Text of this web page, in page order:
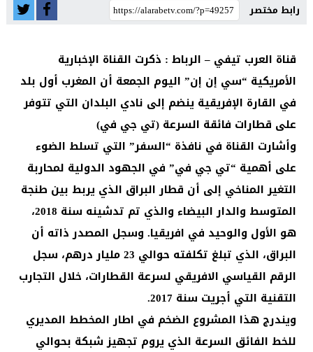
رابط مختصر
قناة العرب تيفي – الرباط : ذكرت القناة الإخبارية
الأمريكية “سي إن إن” اليوم الجمعة أن المغرب أول بلد
في القارة الإفريقية ينضم إلى نادي البلدان التي تتوفر
على قطارات فائقة السرعة (تي جي في)
وأشارت القناة في نافذة “السفر” التي تسلط الضوء
على أهمية “تي جي في” في الجهود الدولية لمحاربة
التغير المناخي إلى أن قطار البراق الذي يربط بين طنجة
المتوسط والدار البيضاء والذي تم تدشينه سنة 2018،
هو الأول والوحيد في افريقيا. وسجل المصدر ذاته أن
البراق، الذي تبلغ تكلفته حوالي 23 مليار درهم، سجل
الرقم القياسي الافريقي لسرعة القطارات، خلال التجارب
التقنية التي أجريت سنة 2017.
ويندرج هذا المشروع الضخم في اطار المخطط المديري
للخط الفائق السرعة الذي يروم تجهيز شبكة بحوالي